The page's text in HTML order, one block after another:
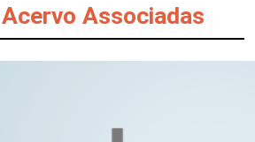
Associadas